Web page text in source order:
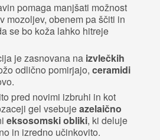
pomaga manjšati možnost
mozoljev, obenem pa ščiti in
se bo koža lahko hitreje
je zasnovana na izvlečkih
odlično pomirjajo, ceramidi
pred novimi izbruhi in kot
gel vsebujeazelaično
eksosomski obliki, ki deluje
in izredno učinkovito.